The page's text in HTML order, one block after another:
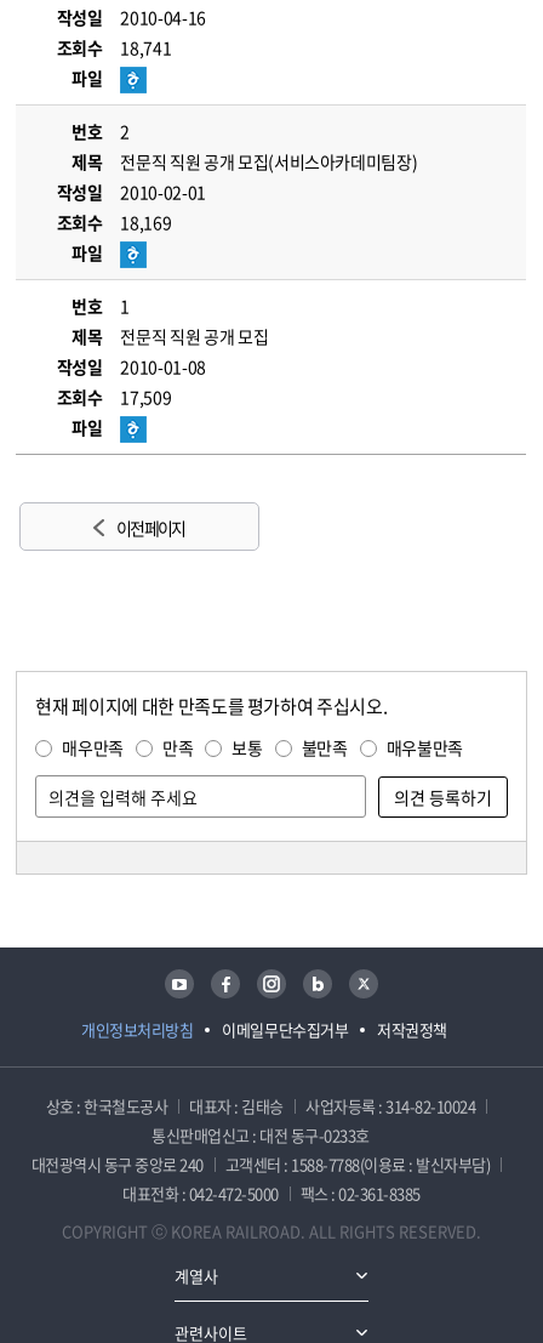
작성일
2010-04-16
조회수
18,741
파일
번호
2
제목
전문직 직원 공개 모집(서비스아카데미팀장)
작성일
2010-02-01
조회수
18,169
파일
번호
1
제목
전문직 직원 공개 모집
작성일
2010-01-08
조회수
17,509
파일
이전 페이지
현재 페이지에 대한 만족도를 평가하여 주십시오.
매우만족 만족 보통 불만족 매우불만족
개인정보처리방침 이메일무단수집거부 저작권정책
유튜브 페이스북 인스타그램 블로그 트위터
상호 : 한국철도공사 대표자 : 김태승
사업자등록 : 314-82-10024
통신판매업신고 : 대전 동구-0233호
대전광역시 동구 중앙로 240
고객센터 : 1588-7788(이용료 : 발신자부담)
대표전화 : 042-472-5000
팩스 : 02-361-8385
COPYRIGHT ⓒ KOREA RAILROAD. ALL RIGHTS RESERVED.
계열사
관련사이트